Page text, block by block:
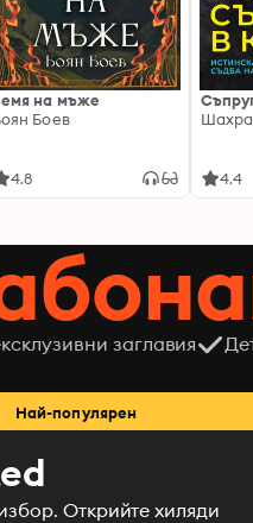
на мъже
Боев
4.8 4.4
заглавия
Най-популярен
Открийте хиляди